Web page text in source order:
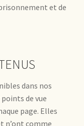
et de
dans nos
de vue
page. Elles
n’ont comme